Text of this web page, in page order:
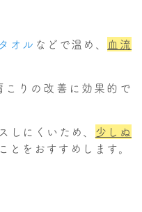
オル などで温め、 血流
こりの改善に効果的で
しにくいため、 少しぬ
ことをおすすめします。